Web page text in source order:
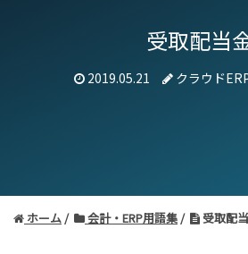
受取配当
2019.05.21 クラウド
ホーム 会計・ERP用語集 受取配